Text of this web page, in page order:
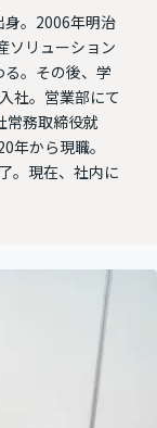
身。2006年明治
ソリューション
。その後、学
社。営業部にて
常務取締役就
年から現職。
。現在、社内に